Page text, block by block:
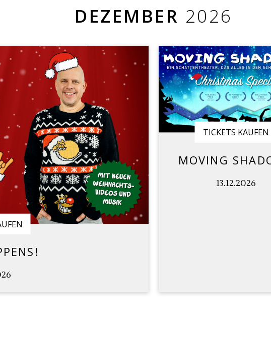
DEZEMBER 2026
TICKETS KAUFEN
MOVING
13.12.2026